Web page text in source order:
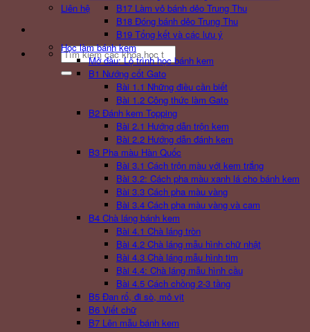
Liên hệ
Search
for:
B17 Làm vỏ bánh dẻo Trung Thu
B18 Đóng bánh dẻo Trung Thu
B19 Tổng kết và các lưu ý
Học làm bánh kem
Mở đầu: Lộ trình học bánh kem
B1 Nướng cốt Gato
Bài 1.1 Những điều cần biết
Bài 1.2 Công thức làm Gato
B2 Đánh kem Topping
Bài 2.1 Hướng dẫn trộn kem
Bài 2.2 Hướng dẫn đánh kem
B3 Pha màu Hàn Quốc
Bài 3.1 Cách trộn màu với kem trắng
Bài 3.2: Cách pha màu xanh lá cho bánh kem
Bài 3.3 Cách pha màu vàng
Bài 3.4 Cách pha màu vàng và cam
B4 Chà láng bánh kem
Bài 4.1 Chà láng tròn
Bài 4.2 Chà láng mẫu hình chữ nhật
Bài 4.3 Chà láng mẫu hình tim
Bài 4.4: Chà láng mẫu hình cầu
Bài 4.5 Cách chồng 2-3 tầng
B5 Đan rổ, đi sò, mỏ vịt
B6 Viết chữ
B7 Lên mẫu bánh kem